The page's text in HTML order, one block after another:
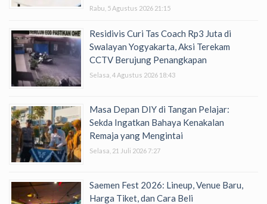
Rabu, 5 Agustus 2026 21:15
Residivis Curi Tas Coach Rp3 Juta di
Swalayan Yogyakarta, Aksi Terekam
CCTV Berujung Penangkapan
Selasa, 4 Agustus 2026 18:43
Masa Depan DIY di Tangan Pelajar:
Sekda Ingatkan Bahaya Kenakalan
Remaja yang Mengintai
Selasa, 21 Juli 2026 7:27
Saemen Fest 2026: Lineup, Venue Baru,
Harga Tiket, dan Cara Beli